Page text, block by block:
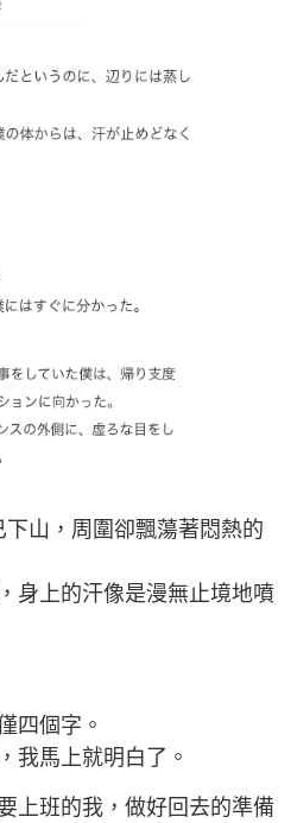
山，周圍卻飄蕩著悶熱的
身上的汗像是漫無止境地噴
四個字。
我馬上就明白了。
上班的我，做好回去的準備